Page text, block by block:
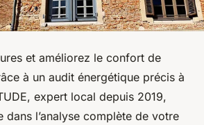
et améliorez le confort de
à un audit énergétique précis à
expert local depuis 2019,
dans l’analyse complète de votre